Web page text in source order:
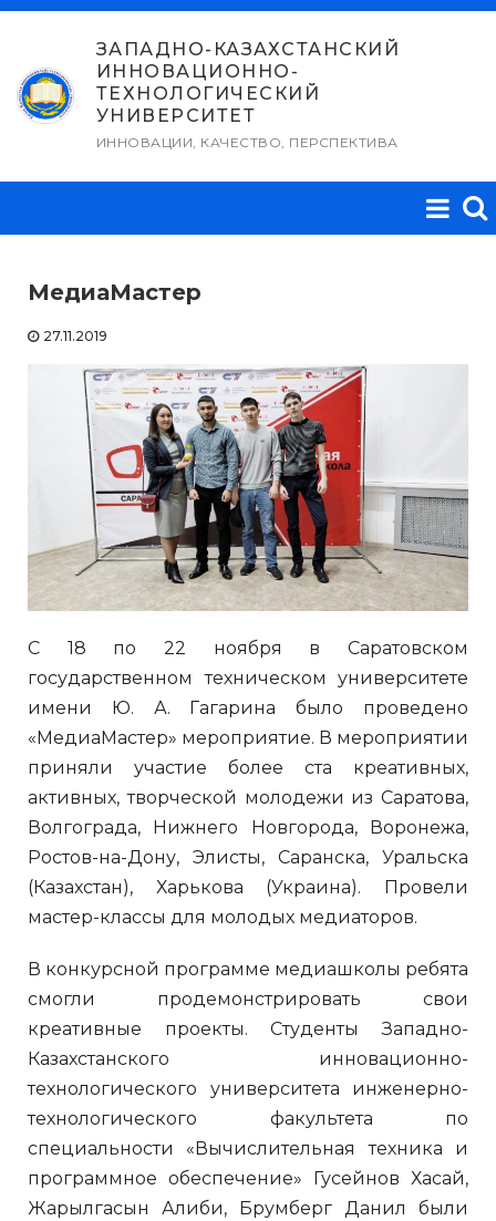
Перейти
содержимому
ЗАПАДНО-КАЗАХСТАНСКИЙ
ИННОВАЦИОННО-
ТЕХНОЛОГИЧЕСКИЙ
УНИВЕРСИТЕТ
ИННОВАЦИИ, КАЧЕСТВО, ПЕРСПЕКТИВА
МедиаМастер
27.11.2019
С 18 по 22 ноября в Саратовском
государственном техническом университете
имени Ю. А. Гагарина было проведено
«МедиаМастер» мероприятие. В мероприятии
приняли участие более ста креативных,
активных, творческой молодежи из Саратова,
Волгограда, Нижнего Новгорода, Воронежа,
Ростов-на-Дону, Элисты, Саранска, Уральска
(Казахстан), Харькова (Украина). Провели
мастер-классы для молодых медиаторов.
В конкурсной программе медиашколы ребята
смогли продемонстрировать свои
креативные проекты. Студенты Западно-
Казахстанского инновационно-
технологического университета инженерно-
технологического факультета по
специальности «Вычислительная техника и
программное обеспечение» Гусейнов Хасай,
Жарылгасын Алиби, Брумберг Данил были